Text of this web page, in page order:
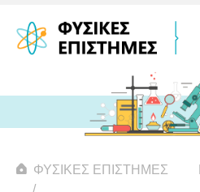
ΦΥΣΙΚΈΣ ΕΠΙΣΤΉΜΕΣ